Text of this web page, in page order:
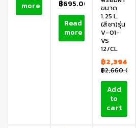
more
฿695.00
Read
more
ขนาด
1.25 L.
(สีชา)รุ่น
V-01-
VS
12/CL
฿2,660.00
฿2,394.00
Add
to
cart